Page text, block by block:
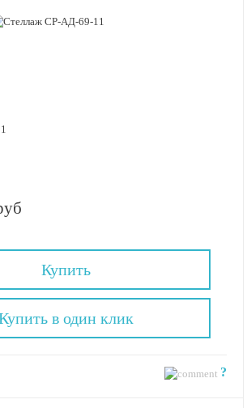
Купить
?
в один клик